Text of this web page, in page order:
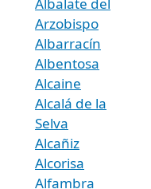
Arzobispo
Albarracín
Albentosa
Alcaine
Alcalá de la
Selva
Alcañiz
Alcorisa
Alfambra